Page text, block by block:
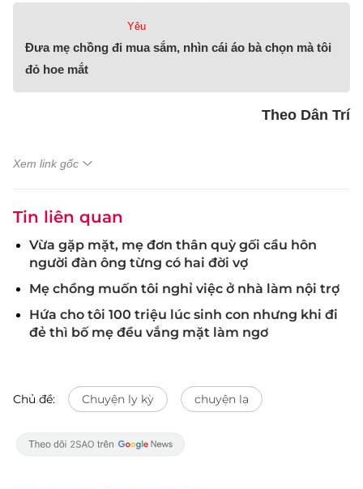
Yêu
Đưa mẹ chồng đi mua sắm, nhìn cái áo bà chọn mà tôi
đỏ hoe mắt
Theo Dân Trí
Xem link gốc
Tin liên quan
Vừa gặp mặt, mẹ đơn thân quỳ gối cầu hôn
người đàn ông từng có hai đời vợ
Mẹ chồng muốn tôi nghỉ việc ở nhà làm nội trợ
Hứa cho tôi 100 triệu lúc sinh con nhưng khi đi
đẻ thì bố mẹ đều vắng mặt làm ngơ
Chủ đề: Chuyện ly kỳ chuyện lạ